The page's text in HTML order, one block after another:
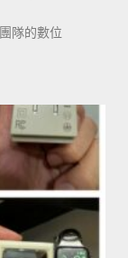
隊的數位